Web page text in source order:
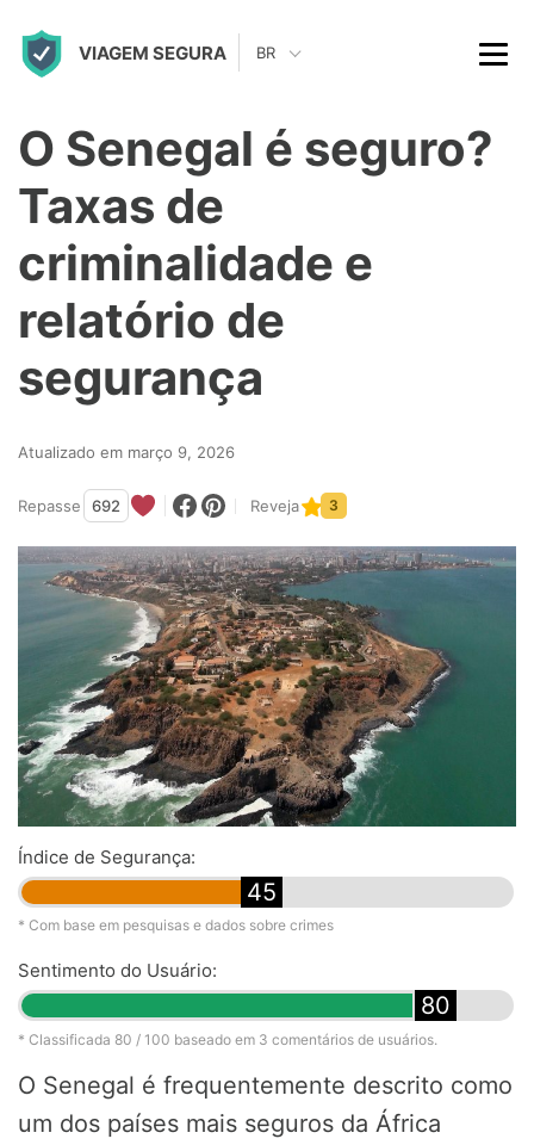
VIAGEM SEGURA BR
O Senegal é seguro?
Taxas de
criminalidade e
relatório de
segurança
Atualizado em março 9, 2026
Repasse 692 Reveja 3
Índice de Segurança:
45
* Com base em pesquisas e dados sobre crimes
Sentimento do Usuário:
80
* Classificada 80 / 100 baseado em 3 comentários de usuários.
O Senegal é frequentemente descrito como
um dos países mais seguros da África